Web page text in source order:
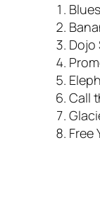
Dojo
Call
Free